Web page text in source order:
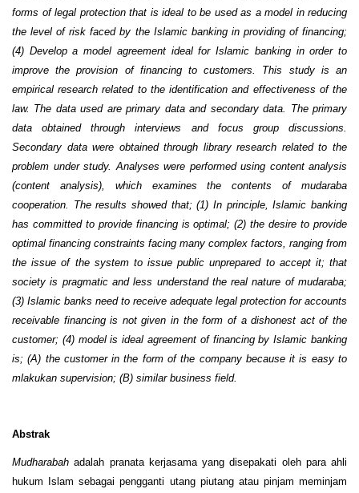
forms of legal protection that is ideal to be used as a model in reducing
the level of risk faced by the Islamic banking in providing of financing;
(4) Develop a model agreement ideal for Islamic banking in order to
improve the provision of financing to customers. This study is an
empirical research related to the identification and effectiveness of the
law. The data used are primary data and secondary data. The primary
data obtained through interviews and focus group discussions.
Secondary data were obtained through library research related to the
problem under study. Analyses were performed using content analysis
(content analysis), which examines the contents of mudaraba
cooperation. The results showed that; (1) In principle, Islamic banking
has committed to provide financing is optimal; (2) the desire to provide
optimal financing constraints facing many complex factors, ranging from
the issue of the system to issue public unprepared to accept it; that
society is pragmatic and less understand the real nature of mudaraba;
(3) Islamic banks need to receive adequate legal protection for accounts
receivable financing is not given in the form of a dishonest act of the
customer; (4) model is ideal agreement of financing by Islamic banking
is; (A) the customer in the form of the company because it is easy to
mlakukan supervision; (B) similar business field.
Abstrak
Mudharabahadalah pranata kerjasama yang disepakati oleh para ahli
hukum Islam sebagai pengganti utang piutang atau pinjam meminjam